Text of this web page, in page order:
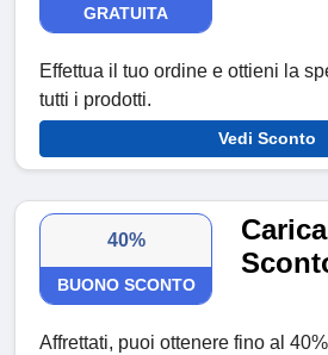
GRATUITA
Effettua il tuo ordine e ottieni la
tutti i prodotti.
Vedi Sconto
40%
BUONO SCONTO
Affrettati, puoi ottenere fino al